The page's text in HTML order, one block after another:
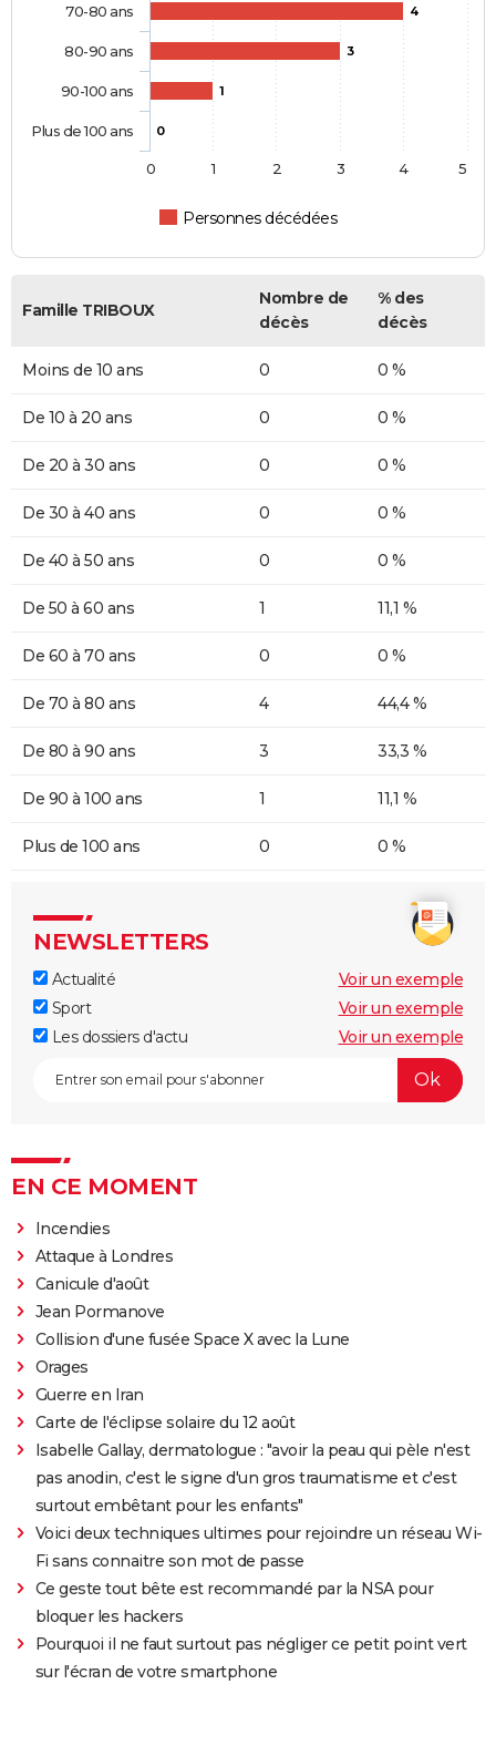
4
3
1
0
Personnes décédées
70-80 ans
80-90 ans
90-100 ans
Plus de 100 ans
0 1 2 3 4 5
Famille TRIBOUX
Nombre de
décès
% des
décès
Moins de 10 ans 0 0 %
De 10 à 20 ans 0 0 %
De 20 à 30 ans 0 0 %
De 30 à 40 ans 0 0 %
De 40 à 50 ans 0 0 %
De 50 à 60 ans 1 11,1 %
De 60 à 70 ans 0 0 %
De 70 à 80 ans 4 44,4 %
De 80 à 90 ans 3 33,3 %
De 90 à 100 ans 1 11,1 %
Plus de 100 ans 0 0 %
NEWSLETTERS
Actualité
Voir un exemple
Sport
Voir un exemple
Les dossiers d'actu
Voir un exemple
EN CE MOMENT
Incendies
Attaque à Londres
Canicule d'août
Jean Pormanove
Collision d'une fusée Space X avec la Lune
Orages
Guerre en Iran
Carte de l'éclipse solaire du 12 août
Isabelle Gallay, dermatologue : "avoir la peau qui pèle n'est
pas anodin, c'est le signe d'un gros traumatisme et c'est
surtout embêtant pour les enfants"
Voici deux techniques ultimes pour rejoindre un réseau Wi-
Fi sans connaitre son mot de passe
Ce geste tout bête est recommandé par la NSA pour
bloquer les hackers
Pourquoi il ne faut surtout pas négliger ce petit point vert
sur l'écran de votre smartphone